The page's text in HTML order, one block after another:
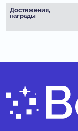
Достижения,
награды